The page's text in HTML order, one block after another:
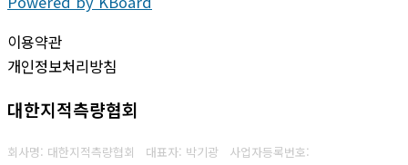
이용약관
개인정보처리방침
대한지적측량협회
회사명: 대한지적측량협회 대표자: 박기광 사업자등록번호: